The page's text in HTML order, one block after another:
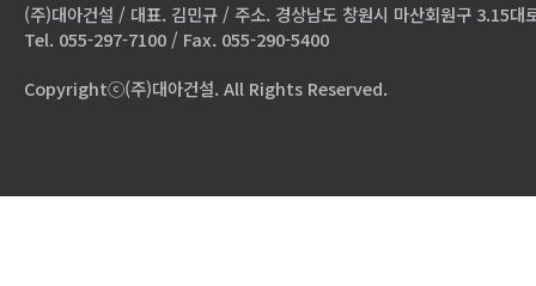
(주)대아건설 / 대표. 김민규 / 주소. 경상남도 창원시 마산회원구 3.15대
Tel. 055-297-7100 / Fax. 055-290-5400
Copyrightⓒ(주)대아건설. All Rights Reserved.